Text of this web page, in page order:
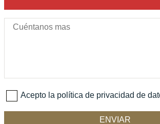
Acepto la política de privacidad de